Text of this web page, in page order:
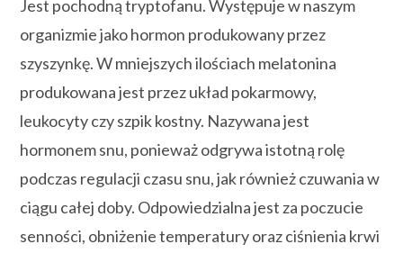
Jest pochodną tryptofanu. Występuje w naszym
organizmie jako hormon produkowany przez
szyszynkę. W mniejszych ilościach melatonina
produkowana jest przez układ pokarmowy,
leukocyty czy szpik kostny. Nazywana jest
hormonem snu, ponieważ odgrywa istotną rolę
podczas regulacji czasu snu, jak również czuwania w
ciągu całej doby. Odpowiedzialna jest za poczucie
senności, obniżenie temperatury oraz ciśnienia krwi